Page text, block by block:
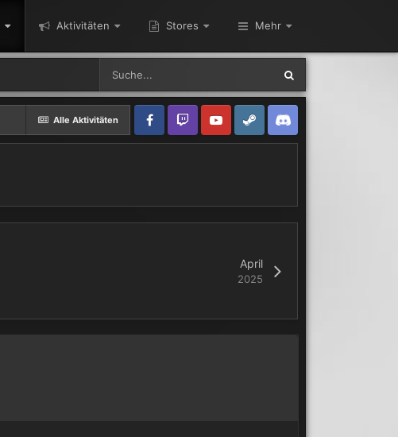
Aktivitäten Stores Mehr
Alle Aktivitäten
April
2025